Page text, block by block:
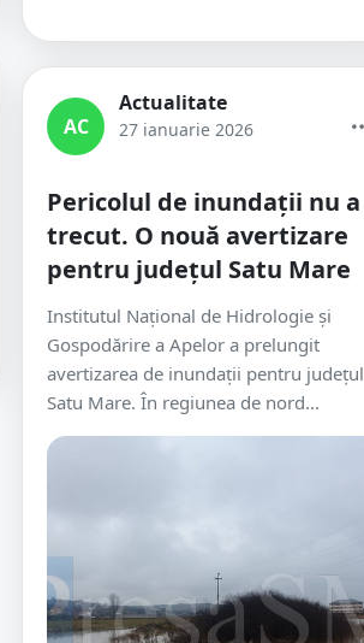
AC
Actualitate
27 ianuarie 2026
Pericolul de inundații nu a
trecut. O nouă avertizare
pentru județul Satu Mare
Institutul Național de Hidrologie și
Gospodărire a Apelor a prelungit
avertizarea de inundații pentru județul
Satu Mare. În regiunea de nord...